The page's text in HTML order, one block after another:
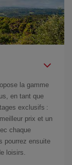
la gamme
en tant que
exclusifs :
prix et un
chaque
pourrez ensuite
loisirs.